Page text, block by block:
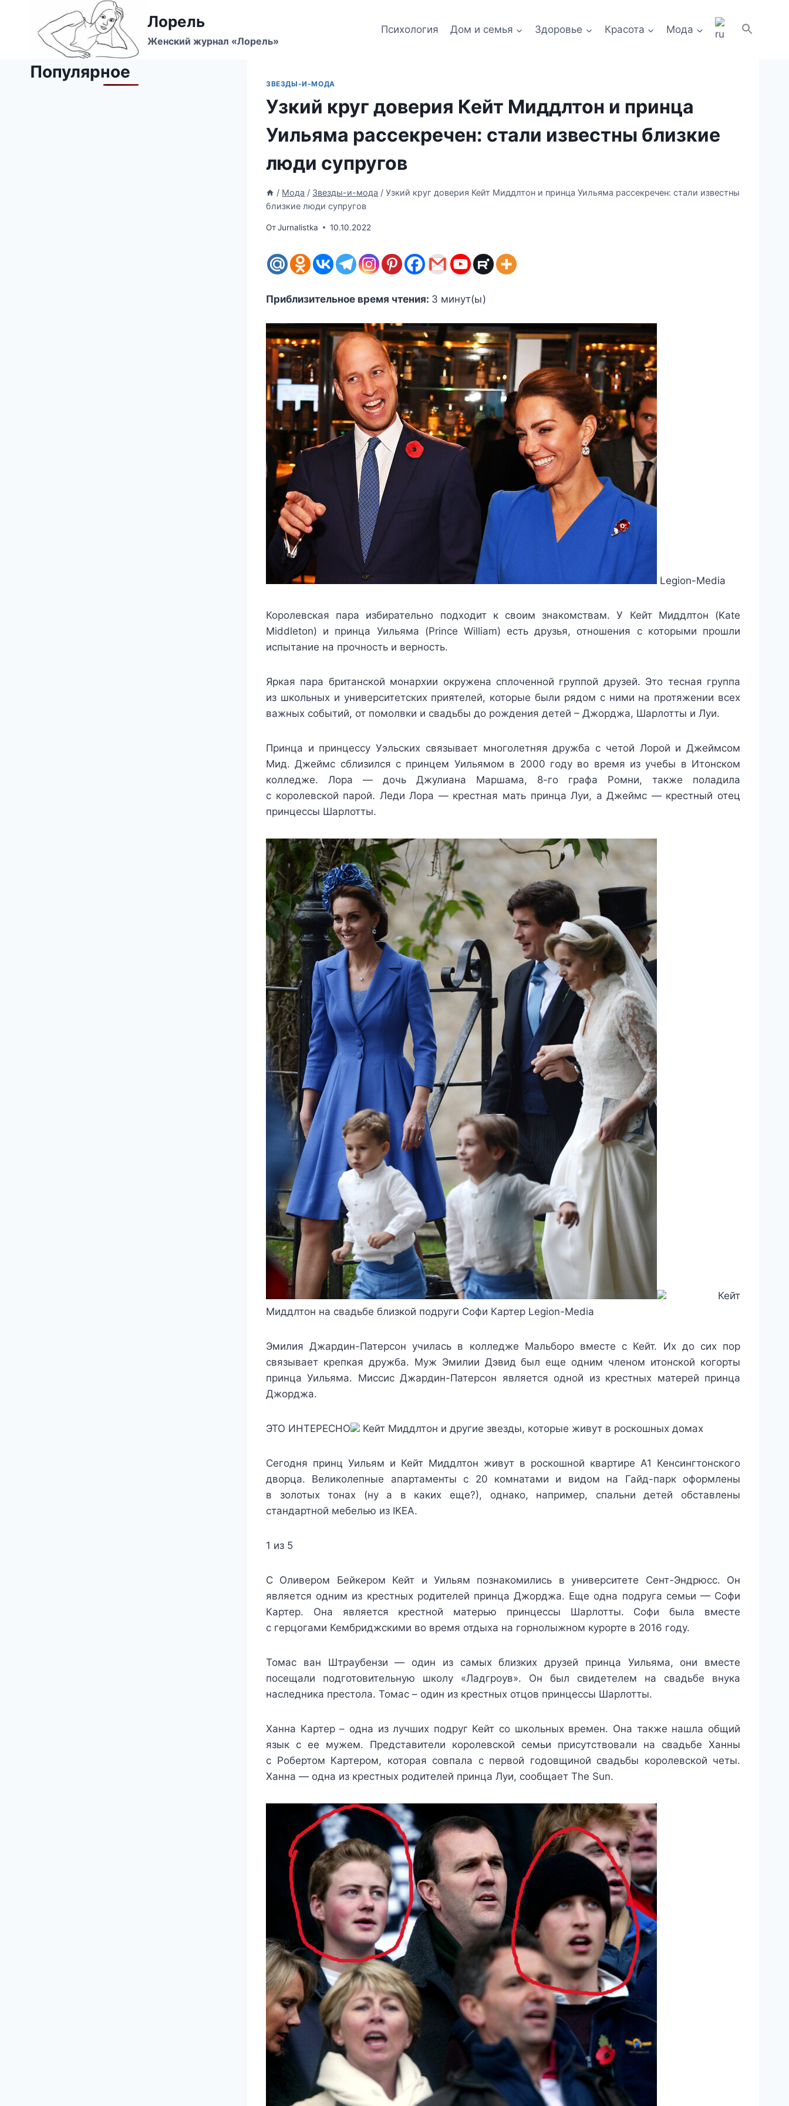
содержимому
Лорель
Женский журнал «Лорель»
Психология Дом и семья Здоровье Красота Мода
ЗВЕЗДЫ-И-МОДА
Узкий круг доверия Кейт Миддлтон и принца
Уильяма рассекречен: стали известны близкие
люди супругов
/ Мода / Звезды-и-мода / Узкий круг доверия Кейт Миддлтон и принца Уильяма рассекречен: стали известны
близкие люди супругов
ОтJurnalistka 10.10.2022
Приблизительное время чтения: 3 минут(ы)
Legion-Media
Королевская пара избирательно подходит к своим знакомствам. У Кейт Миддлтон (Kate
Middleton) и принца Уильяма (Prince William) есть друзья, отношения с которыми прошли
испытание на прочность и верность.
Яркая пара британской монархии окружена сплоченной группой друзей. Это тесная группа
из школьных и университетских приятелей, которые были рядом с ними на протяжении всех
важных событий, от помолвки и свадьбы до рождения детей – Джорджа, Шарлотты и Луи.
Принца и принцессу Уэльских связывает многолетняя дружба с четой Лорой и Джеймсом
Мид. Джеймс сблизился с принцем Уильямом в 2000 году во время из учебы в Итонском
колледже. Лора — дочь Джулиана Маршама, 8-го графа Ромни, также поладила
с королевской парой. Леди Лора — крестная мать принца Луи, а Джеймс — крестный отец
принцессы Шарлотты.
Кейт
Миддлтон на свадьбе близкой подруги Софи Картер Legion-Media
Эмилия Джардин-Патерсон училась в колледже Мальборо вместе с Кейт. Их до сих пор
связывает крепкая дружба. Муж Эмилии Дэвид был еще одним членом итонской когорты
принца Уильяма. Миссис Джардин-Патерсон является одной из крестных матерей принца
Джорджа.
ЭТО ИНТЕРЕСНО Кейт Миддлтон и другие звезды, которые живут в роскошных домах
Сегодня принц Уильям и Кейт Миддлтон живут в роскошной квартире А1 Кенсингтонского
дворца. Великолепные апартаменты с 20 комнатами и видом на Гайд-парк оформлены
в золотых тонах (ну а в каких еще?), однако, например, спальни детей обставлены
стандартной мебелью из IKEA.
1 из 5
С Оливером Бейкером Кейт и Уильям познакомились в университете Сент-Эндрюсс. Он
является одним из крестных родителей принца Джорджа. Еще одна подруга семьи — Софи
Картер. Она является крестной матерью принцессы Шарлотты. Софи была вместе
с герцогами Кембриджскими во время отдыха на горнолыжном курорте в 2016 году.
Томас ван Штраубензи — один из самых близких друзей принца Уильяма, они вместе
посещали подготовительную школу «Ладгроув». Он был свидетелем на свадьбе внука
наследника престола. Томас – один из крестных отцов принцессы Шарлотты.
Ханна Картер – одна из лучших подруг Кейт со школьных времен. Она также нашла общий
язык с ее мужем. Представители королевской семьи присутствовали на свадьбе Ханны
с Робертом Картером, которая совпала с первой годовщиной свадьбы королевской четы.
Ханна — одна из крестных родителей принца Луи, сообщает The Sun.
Популярное